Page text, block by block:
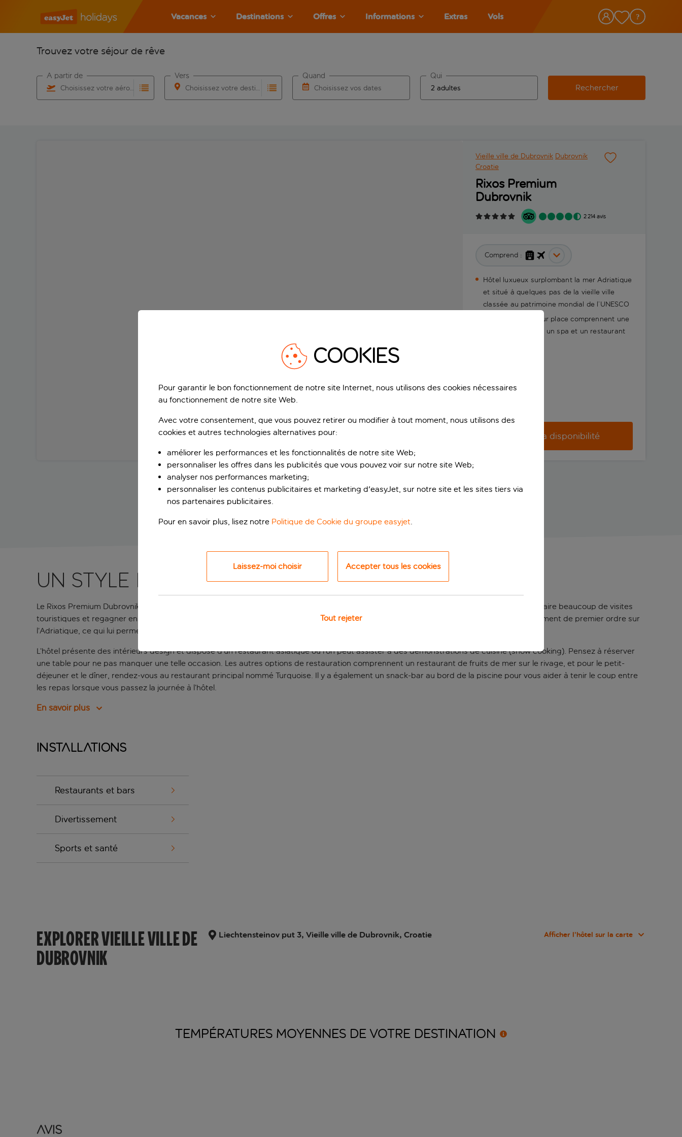
Vacances Destinations Offres Informations Extras Vols
Trouvez votre séjour de rêve
Choisissez votre aéroport
À partir de
Choisissez votre destination
Vers
Choisissez vos dates
Quand Qui
Rechercher
Vieille ville de Dubrovnik Dubrovnik
Croatie
Rixos Premium
Dubrovnik
2 214 avis
Comprend :
Hôtel luxueux surplombant la mer Adriatique
et situé à quelques pas de la vieille ville
classée au patrimoine mondial de l’UNESCO
Les installations sur place comprennent une
piscine extérieure, un spa et un restaurant
Vérifier la disponibilité
Un style raffiné à Dubrovnik, sur la côte
Le Rixos Premium Dubrovnik offre un environnement paisible et un accès facile au centre de Dubrovnik. Il est donc idéal si vous souhaitez faire beaucoup de visites
touristiques et regagner ensuite votre hébergement de luxe pour vous reposer et vous détendre. L’établissement bénéficie d’un emplacement de premier ordre sur
l’Adriatique, ce qui lui permet d’offrir une vue imprenable sur la mer et les montagnes. Un hôtel prisé, assurément !
L’hôtel présente des intérieurs design et dispose d’un restaurant asiatique où l’on peut assister à des démonstrations de cuisine (show cooking). Pensez à réserver
une table pour ne pas manquer une telle occasion. Les autres options de restauration comprennent un restaurant de fruits de mer sur le rivage, et pour le petit-
déjeuner et le dîner, rendez-vous au restaurant principal nommé Turquoise. Il y a également un snack-bar au bord de la piscine pour vous aider à tenir le coup entre
les repas lorsque vous passez la journée à l’hôtel.
En savoir plus
Installations
Restaurants et bars
Divertissement
Sports et santé
EXPLORER VIEILLE VILLE DE
DUBROVNIK
Liechtensteinov put 3, Vieille ville de Dubrovnik, Croatie Afficher l’hôtel sur la carte
TEMPÉRATURES MOYENNES DE VOTRE DESTINATION
Avis
COOKIES
Pour garantir le bon fonctionnement de notre site Internet, nous utilisons des cookies nécessaires
au fonctionnement de notre site Web.
Avec votre consentement, que vous pouvez retirer ou modifier à tout moment, nous utilisons des
cookies et autres technologies alternatives pour:
améliorer les performances et les fonctionnalités de notre site Web;
personnaliser les offres dans les publicités que vous pouvez voir sur notre site Web;
analyser nos performances marketing;
personnaliser les contenus publicitaires et marketing d'easyJet, sur notre site et les sites tiers via
nos partenaires publicitaires.
Pour en savoir plus, lisez notre Politique de Cookie du groupe easyjet.
Laissez-moi choisir Accepter tous les cookies
Tout rejeter